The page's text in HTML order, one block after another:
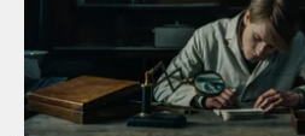
dem
13.
Oktober
im
Kino!